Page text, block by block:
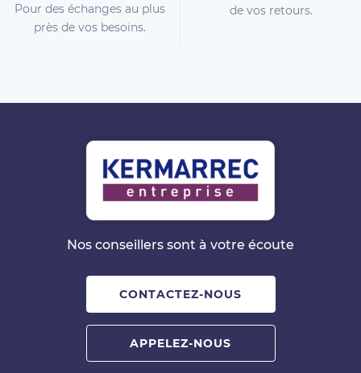
Pour des échanges au plus
près de vos besoins.
de vos retours.
Nos conseillers sont à votre écoute
CONTACTEZ-NOUS
APPELEZ-NOUS